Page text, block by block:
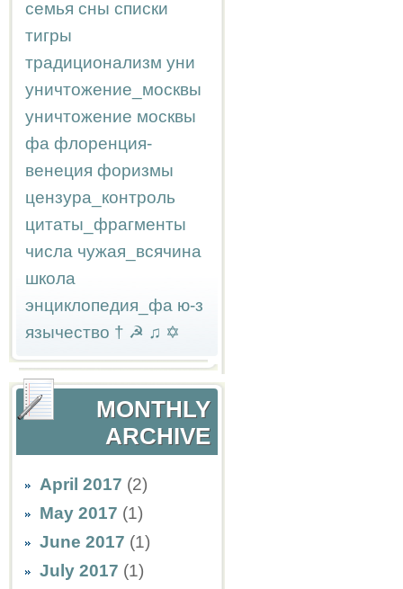
семья сны списки
тигры
традиционализм уни
уничтожение_москвы
уничтожение москвы
фа флоренция-
венеция форизмы
цензура_контроль
цитаты_фрагменты
числа чужая_всячина
школа
энциклопедия_фа ю-з
язычество † ☭ ♫ ✡
MONTHLY
ARCHIVE
April 2017 (2)
May 2017 (1)
June 2017 (1)
July 2017 (1)